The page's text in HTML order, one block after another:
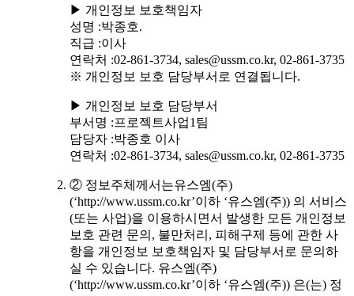
▶ 개인정보 보호책임자
성명 :박종호.
직급 :이사
연락처 :02-861-3734, sales@ussm.co.kr, 02-861-3735
※ 개인정보 보호 담당부서로 연결됩니다.
▶ 개인정보 보호 담당부서
부서명 :프로젝트사업1팀
담당자 :박종호 이사
연락처 :02-861-3734, sales@ussm.co.kr, 02-861-3735
② 정보주체께서는유스엠(주)
(‘http://www.ussm.co.kr’이하 ‘유스엠(주)) 의 서비스
(또는 사업)을 이용하시면서 발생한 모든 개인정보
보호 관련 문의, 불만처리, 피해구제 등에 관한 사
항을 개인정보 보호책임자 및 담당부서로 문의하
실 수 있습니다. 유스엠(주)
(‘http://www.ussm.co.kr’이하 ‘유스엠(주)) 은(는) 정